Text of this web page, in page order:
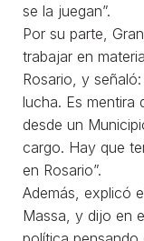
se la juegan”.
Por su parte,
trabajar en
Rosario, y
lucha. Es mentira
desde un
cargo. Hay que
en Rosario”.
Además, explicó
Massa, y dijo en